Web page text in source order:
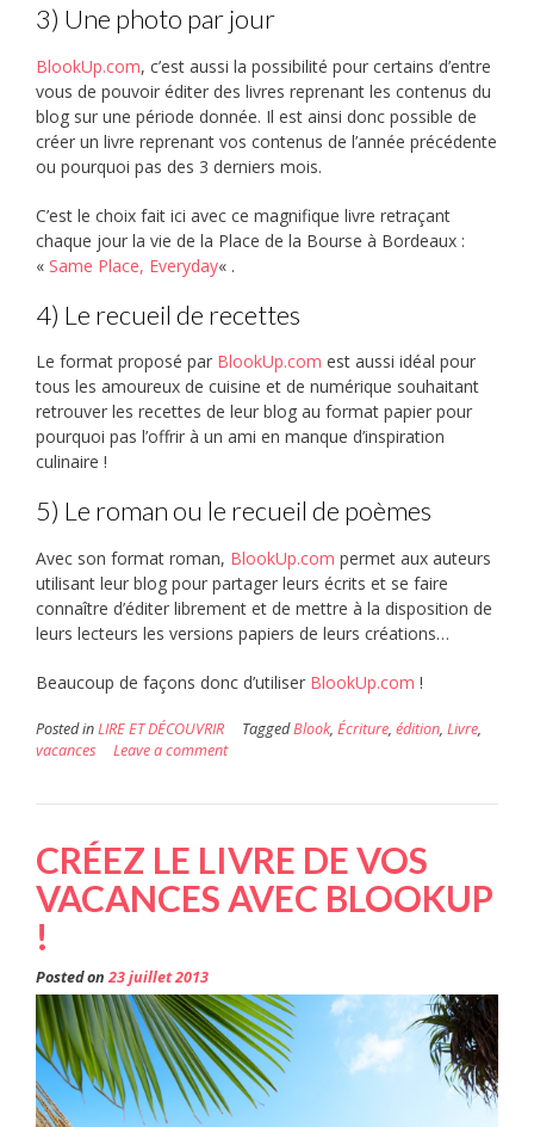
3) Une photo par jour
BlookUp.com, c’est aussi la possibilité pour certains d’entre
vous de pouvoir éditer des livres reprenant les contenus du
blog sur une période donnée. Il est ainsi donc possible de
créer un livre reprenant vos contenus de l’année précédente
ou pourquoi pas des 3 derniers mois.
C’est le choix fait ici avec ce magnifique livre retraçant
chaque jour la vie de la Place de la Bourse à Bordeaux :
« Same Place, Everyday« .
4) Le recueil de recettes
Le format proposé par BlookUp.com est aussi idéal pour
tous les amoureux de cuisine et de numérique souhaitant
retrouver les recettes de leur blog au format papier pour
pourquoi pas l’offrir à un ami en manque d’inspiration
culinaire !
5) Le roman ou le recueil de poèmes
Avec son format roman, BlookUp.com permet aux auteurs
utilisant leur blog pour partager leurs écrits et se faire
connaître d’éditer librement et de mettre à la disposition de
leurs lecteurs les versions papiers de leurs créations…
Beaucoup de façons donc d’utiliser BlookUp.com !
Posted inLIRE ET DÉCOUVRIR TaggedBlook, Écriture, édition, Livre,
vacances
Leave a comment
CRÉEZ LE LIVRE DE VOS
VACANCES AVEC BLOOKUP
!
Posted on23 juillet 2013